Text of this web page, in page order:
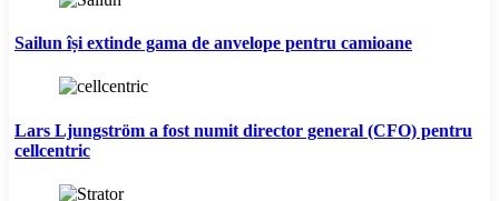
Sailun își extinde gama de anvelope pentru camioane
Lars Ljungström a fost numit director general (CFO) pentru
cellcentric